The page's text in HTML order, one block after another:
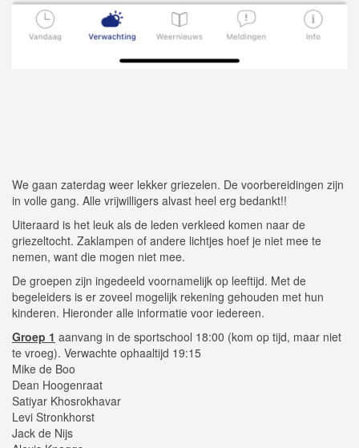
We gaan zaterdag weer lekker griezelen. De voorbereidingen zijn
in volle gang. Alle vrijwilligers alvast heel erg bedankt!!
Uiteraard is het leuk als de leden verkleed komen naar de
griezeltocht. Zaklampen of andere lichtjes hoef je niet mee te
nemen, want die mogen niet mee.
De groepen zijn ingedeeld voornamelijk op leeftijd. Met de
begeleiders is er zoveel mogelijk rekening gehouden met hun
kinderen. Hieronder alle informatie voor iedereen.
Groep 1 aanvang in de sportschool 18:00 (kom op tijd, maar niet
te vroeg). Verwachte ophaaltijd 19:15
Mike de Boo
Dean Hoogenraat
Satiyar Khosrokhavar
Levi Stronkhorst
Jack de Nijs